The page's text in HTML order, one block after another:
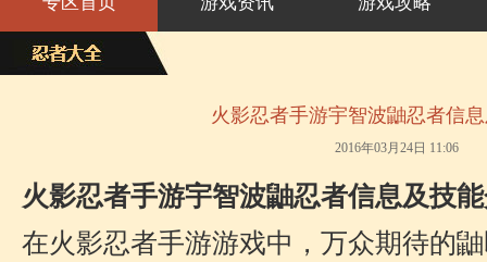
火影忍者手游宇智波鼬忍者信
2016年03月24日 11:06
火影忍者手游宇智波鼬忍者信息及技
在火影忍者手游游戏中，万众期待的